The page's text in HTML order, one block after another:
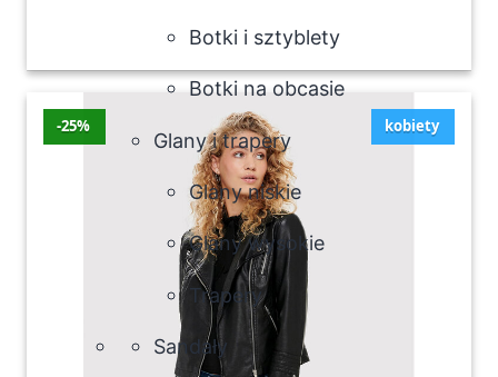
Botki i sztyblety
Botki na obcasie
Glany i trapery
Glany niskie
Glany wysokie
Trapery
Sandały
kobiety
-25%